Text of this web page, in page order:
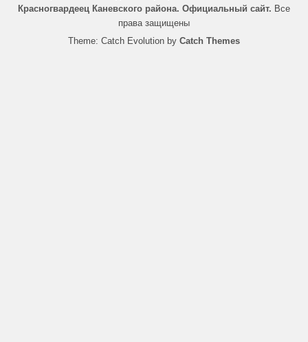
Красногвардеец Каневского района. Официальный сайт. Все
права защищены
Theme: Catch Evolution by Catch Themes